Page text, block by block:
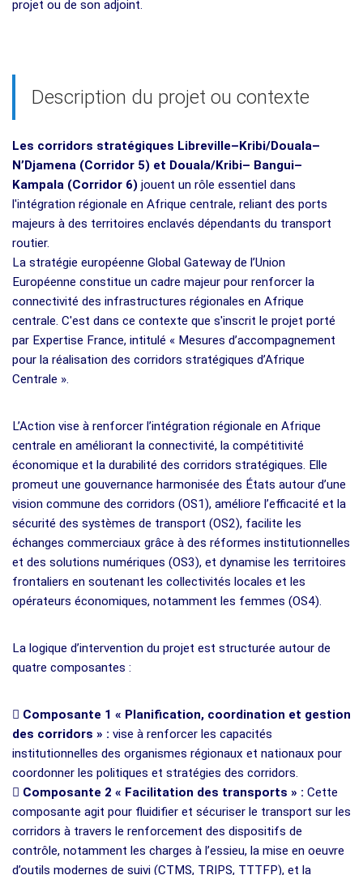
projet ou de son adjoint.
Description du projet ou contexte
Les corridors stratégiques Libreville–Kribi/Douala–
N’Djamena (Corridor 5) et Douala/Kribi– Bangui–
Kampala (Corridor 6) jouent un rôle essentiel dans
l'intégration régionale en Afrique centrale, reliant des ports
majeurs à des territoires enclavés dépendants du transport
routier.
La stratégie européenne Global Gateway de l’Union
Européenne constitue un cadre majeur pour renforcer la
connectivité des infrastructures régionales en Afrique
centrale. C'est dans ce contexte que s'inscrit le projet porté
par Expertise France, intitulé « Mesures d’accompagnement
pour la réalisation des corridors stratégiques d’Afrique
Centrale ».
L’Action vise à renforcer l’intégration régionale en Afrique
centrale en améliorant la connectivité, la compétitivité
économique et la durabilité des corridors stratégiques. Elle
promeut une gouvernance harmonisée des États autour d’une
vision commune des corridors (OS1), améliore l’efficacité et la
sécurité des systèmes de transport (OS2), facilite les
échanges commerciaux grâce à des réformes institutionnelles
et des solutions numériques (OS3), et dynamise les territoires
frontaliers en soutenant les collectivités locales et les
opérateurs économiques, notamment les femmes (OS4).
La logique d’intervention du projet est structurée autour de
quatre composantes :
 Composante 1 « Planification, coordination et gestion
des corridors » : vise à renforcer les capacités
institutionnelles des organismes régionaux et nationaux pour
coordonner les politiques et stratégies des corridors.
 Composante 2 « Facilitation des transports » : Cette
composante agit pour fluidifier et sécuriser le transport sur les
corridors à travers le renforcement des dispositifs de
contrôle, notamment les charges à l’essieu, la mise en oeuvre
d’outils modernes de suivi (CTMS, TRIPS, TTTFP), et la